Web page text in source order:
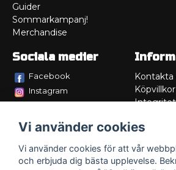
Guider
Sommarkampanj!
Merchandise
Sociala medier
Facebook
Instagram
Kontakta
Köpvillkor
Integritet
Service/
Om oss
Vi använder cookies
Vi använder cookies för att vår
och erbjuda dig bästa upplevelse.